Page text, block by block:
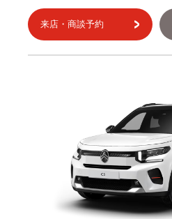
来店・商談予約